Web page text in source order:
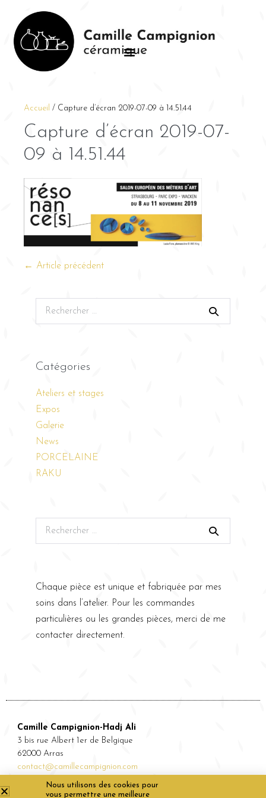
Accueil / Capture d’écran 2019-07-09 à 14.51.44
Capture d’écran 2019-07-
09 à 14.51.44
← Article précédent
Catégories
Ateliers et stages
Expos
Galerie
News
PORCELAINE
RAKU
Chaque pièce est unique et fabriquée par mes
soins dans l’atelier. Pour les commandes
particulières ou les grandes pièces, merci de me
contacter directement.
Camille Campignion-Hadj Ali
3 bis rue Albert 1er de Belgique
62000 Arras
contact@camillecampignion.com
Nous utilisons des cookies pour
vous permettre une meilleure